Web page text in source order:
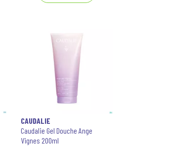
CAUDALIE
Caudalie Gel Douche Ange
Vignes 200ml